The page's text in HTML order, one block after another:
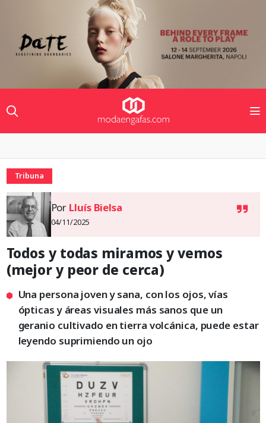
Tribuna
Por Lluís Bielsa
04/11/2025
Todos y todas miramos y vemos
(mejor y peor de cerca)
Una persona joven y sana, con los ojos, vías
ópticas y áreas visuales más sanos que un
geranio cultivado en tierra volcánica, puede estar
leyendo suprimiendo un ojo